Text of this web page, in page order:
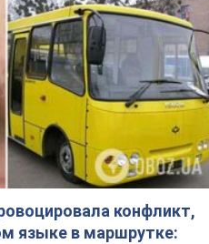
конфликт,
языке в маршрутке: